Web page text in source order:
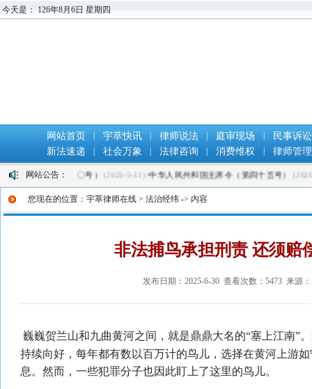
今天是： 126年8月6日 星期四
网站首页 宇萃快讯 律师说法 庭审现场
民事诉讼
新法速递
社会万象 法律咨询 消费维权 律师管理
网站公告：
主席令（第一三〇号）(2023-5-31)· 中华人民共和国主席令（第四十五号）(2020-5-
您现在的位置： 宇萃律师在线 > 法治经纬 -> 内容
非法捕鸟承担刑责 还须赔
发布日期：2025-6-30 查看次数：5473 来源
巍巍贺兰山和九曲黄河之间，就是鼎鼎大名的“塞上江南”
持续向好，每年都有数以百万计的鸟儿，选择在黄河上游
息。然而，一些犯罪分子也因此盯上了这里的鸟儿。